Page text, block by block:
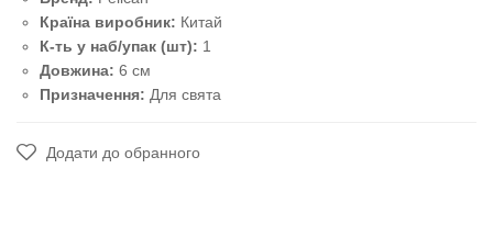
Країна виробник: Китай
К-ть у наб/упак (шт): 1
Довжина: 6 см
Призначення: Для свята
Додати до обранного